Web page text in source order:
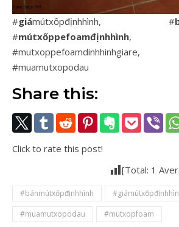
#giámútxốpđịnhhình, #
#mútxốppefoamđịnhhình,
#muamutxopodau
Share this:
Click to rate this post!
[Total: 1
#bánmútxốpđịnhhình
#muamutxopodau
#mutxopfoam